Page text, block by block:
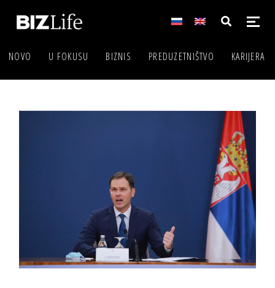
NOVO U FOKUSU BIZNIS PREDUZETNIŠTVO KARIJERA